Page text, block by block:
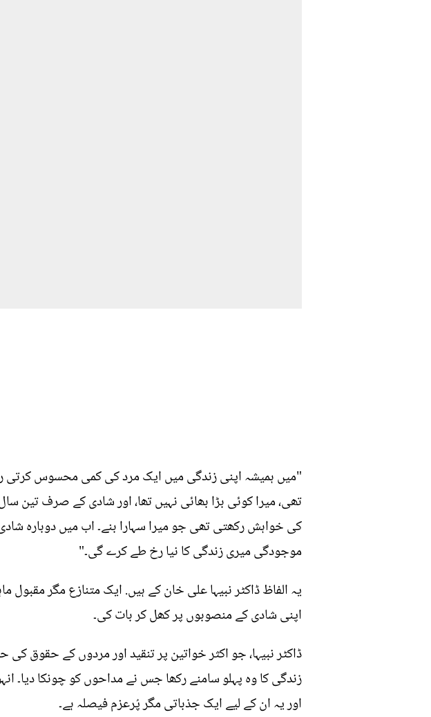
"میں ہمیشہ اپنی زندگی میں ایک مرد کی کمی محسوس
تھی، میرا کوئی بڑا بھائی نہیں تھا، اور شادی کے صرف
کی خواہش رکھتی تھی جو میرا سہارا بنے۔ اب میں دوبارہ
موجودگی میری زندگی کا نیا رخ طے کرے گی۔"
یہ الفاظ ڈاکٹر نبیہا علی خان کے ہیں. ایک متنازع مگر مقبول
اپنی شادی کے منصوبوں پر کھل کر بات کی۔
ڈاکٹر نبیہا، جو اکثر خواتین پر تنقید اور مردوں کے حقوق
زندگی کا وہ پہلو سامنے رکھا جس نے مداحوں کو چونکا دیا۔
اور یہ ان کے لیے ایک جذباتی مگر پُرعزم فیصلہ ہے۔